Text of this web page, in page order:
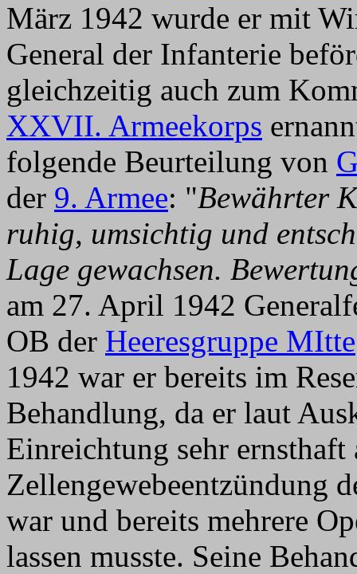
März 1942 wurde er mit
General der Infanterie
gleichzeitig auch zum
XXVII. Armeekorps
folgende Beurteilung von
der 9. Armee: "Bewährter
ruhig, umsichtig und
Lage gewachsen.
am 27. April 1942
OB der Heeresgruppe MItte
1942 war er bereits im
Behandlung, da er laut
Einreichtung sehr ernsthaft
Zellengewebeentzündung
war und bereits mehrere
lassen musste. Seine